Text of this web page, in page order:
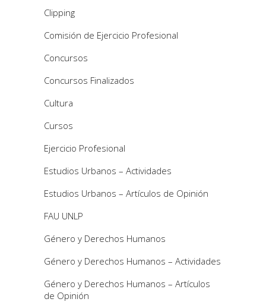
Clipping
Comisión de Ejercicio Profesional
Concursos
Concursos Finalizados
Cultura
Cursos
Ejercicio Profesional
Estudios Urbanos – Actividades
Estudios Urbanos – Artículos de Opinión
FAU UNLP
Género y Derechos Humanos
Género y Derechos Humanos – Actividades
Género y Derechos Humanos – Artículos
de Opinión